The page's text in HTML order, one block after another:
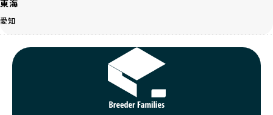
さらに、こうした評価結果は透明性を持って公開されている
ため、どのブリーダーを選んでも安心して子犬をお迎えいた
だけます。
徹底した透明性こそが、BreederFamiliesの大きな特徴で
す。
BreederFamiliesは、ペット業界が抱える命の大量生産・大
量販売、負担の大きい流通構造、劣悪な飼育環境といった課
ペットショップやオークションを介さずに直接飼い主に渡す
ことを大切にしています。また、彼らはお迎え先を自身で確
認し、ワンちゃんが安心して暮らせる環境を整えるために直
接の引き渡しを基本とします。
一方で、営利優先ブリーダーは、広範囲に販売するためにペ
ットショップやオークションを活用し、子犬の心身への影響
「ペットショップ等を使わない」の詳細はこちら
東海
愛知